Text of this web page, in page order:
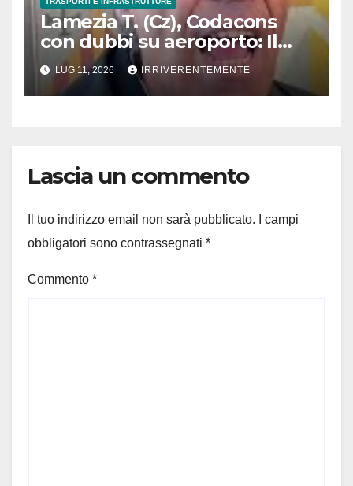
Lamezia T. (Cz), Codacons
con dubbi su aeroporto: Il
cartello promette 20 minuti
sosta gratis, ma alla 4.
entrata arriva il… conto.
LUG 11, 2026 IRRIVERENTEMENTE
Lascia un commento
Il tuo indirizzo email non sarà pubblicato.
I campi
obbligatori sono contrassegnati *
Commento *